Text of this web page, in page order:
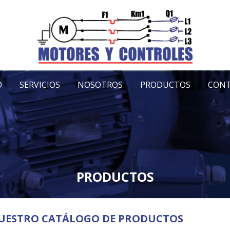
SERVICIOS NOSOTROS PRODUCTOS
PRODUCTOS
CATÁLOGO DE PRODUCTOS